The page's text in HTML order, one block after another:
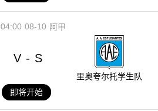
08-10
04:00 阿甲
V - S
里奥夸尔托学生队
即将开始